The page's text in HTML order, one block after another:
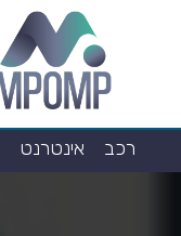
רכב אינטרנט